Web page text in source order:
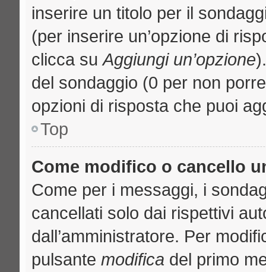
inserire un titolo per il
(per inserire un’opzione di
clicca suAggiungi un’opzione
del sondaggio (0 per non
opzioni di risposta che puoi
Top
Come modifico o cancello
Come per i messaggi, i
cancellati solo dai rispettivi
dall’amministratore. Per
pulsante modifica del primo